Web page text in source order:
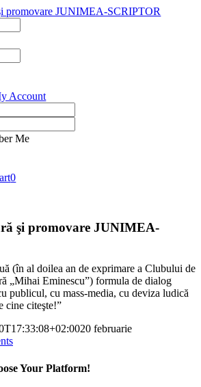
Account
Me
0
şi promovare JUNIMEA-
(în al doilea an de exprimare a Clubului de
„Mihai Eminescu”) formula de dialog
publicul, cu mass-media, cu deviza ludică
cine citeşte!”
20 februarie
Your Platform!